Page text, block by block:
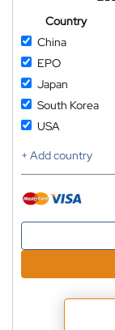
Country
China
EPO
Japan
South Korea
USA
+ Add country